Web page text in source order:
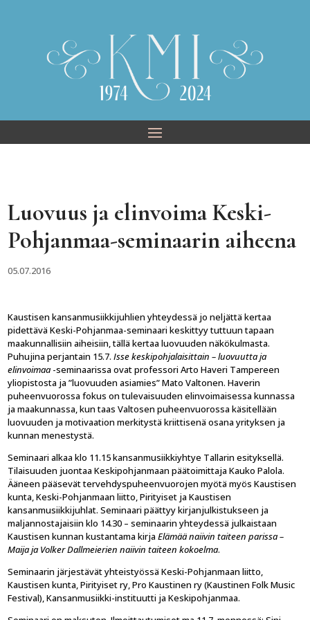
Luovuus ja elinvoima Keski-
Pohjanmaa-seminaarin aiheena
05.07.2016
Kaustisen kansanmusiikkijuhlien yhteydessä jo neljättä kertaa
pidettävä Keski-Pohjanmaa-seminaari keskittyy tuttuun tapaan
maakunnallisiin aiheisiin, tällä kertaa luovuuden näkökulmasta.
Puhujina perjantain 15.7.Isse keskipohjalaisittain – luovuutta ja
elinvoimaa -seminaarissa ovat professori Arto Haveri Tampereen
yliopistosta ja ”luovuuden asiamies” Mato Valtonen. Haverin
puheenvuorossa fokus on tulevaisuuden elinvoimaisessa kunnassa
ja maakunnassa, kun taas Valtosen puheenvuorossa käsitellään
luovuuden ja motivaation merkitystä kriittisenä osana yrityksen ja
kunnan menestystä.
Seminaari alkaa klo 11.15 kansanmusiikkiyhtye Tallarin esityksellä.
Tilaisuuden juontaa Keskipohjanmaan päätoimittaja Kauko Palola.
Ääneen pääsevät tervehdyspuheenvuorojen myötä myös Kaustisen
kunta, Keski-Pohjanmaan liitto, Pirityiset ja Kaustisen
kansanmusiikkijuhlat. Seminaari päättyy kirjanjulkistukseen ja
maljannostajaisiin klo 14.30 – seminaarin yhteydessä julkaistaan
Kaustisen kunnan kustantama kirjaElämää naiivin taiteen parissa –
Maija ja Volker Dallmeierien naiivin taiteen kokoelma.
Seminaarin järjestävät yhteistyössä Keski-Pohjanmaan liitto,
Kaustisen kunta, Pirityiset ry, Pro Kaustinen ry (Kaustinen Folk Music
Festival), Kansanmusiikki-instituutti ja Keskipohjanmaa.